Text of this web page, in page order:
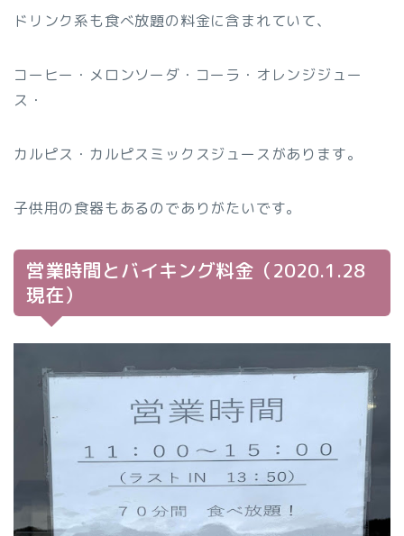
ドリンク系も食べ放題の料金に含まれていて、
コーヒー・メロンソーダ・コーラ・オレンジジュー
ス・
カルピス・カルピスミックスジュースがあります。
子供用の食器もあるのでありがたいです。
営業時間とバイキング料金（2020.1.28
現在）